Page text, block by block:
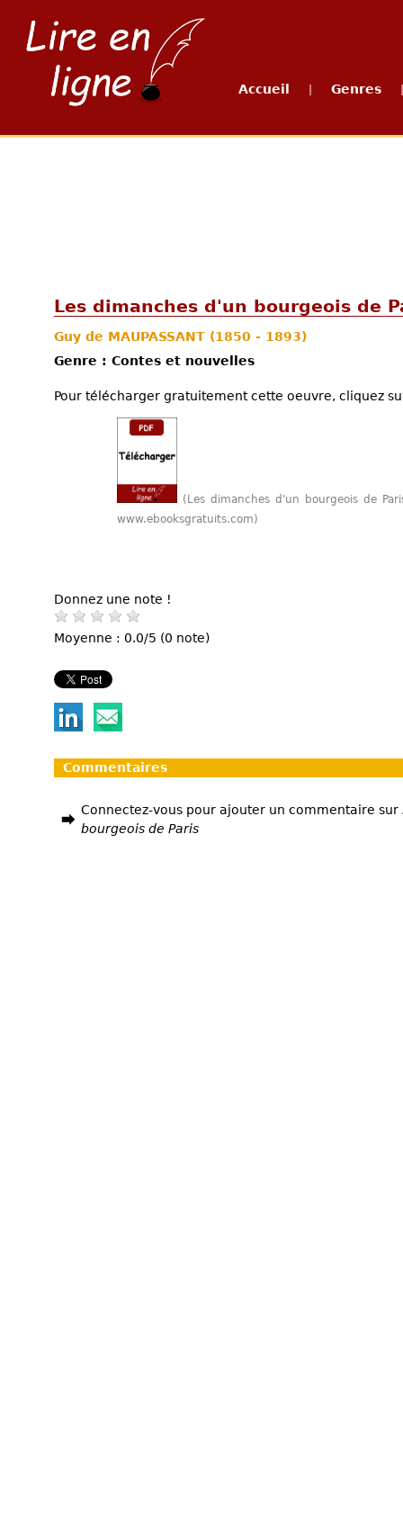
Accueil Genres
Les dimanches d'un bourgeois de
Guy de MAUPASSANT (1850 - 1893)
Genre : Contes et nouvelles
Pour télécharger gratuitement cette oeuvre, cliquez
(Les dimanches d'un bourgeois de
www.ebooksgratuits.com)
Donnez une note !
Moyenne : 0.0/5 (0 note)
Commentaires
Connectez-vous pour ajouter un commentaire sur
bourgeois de Paris